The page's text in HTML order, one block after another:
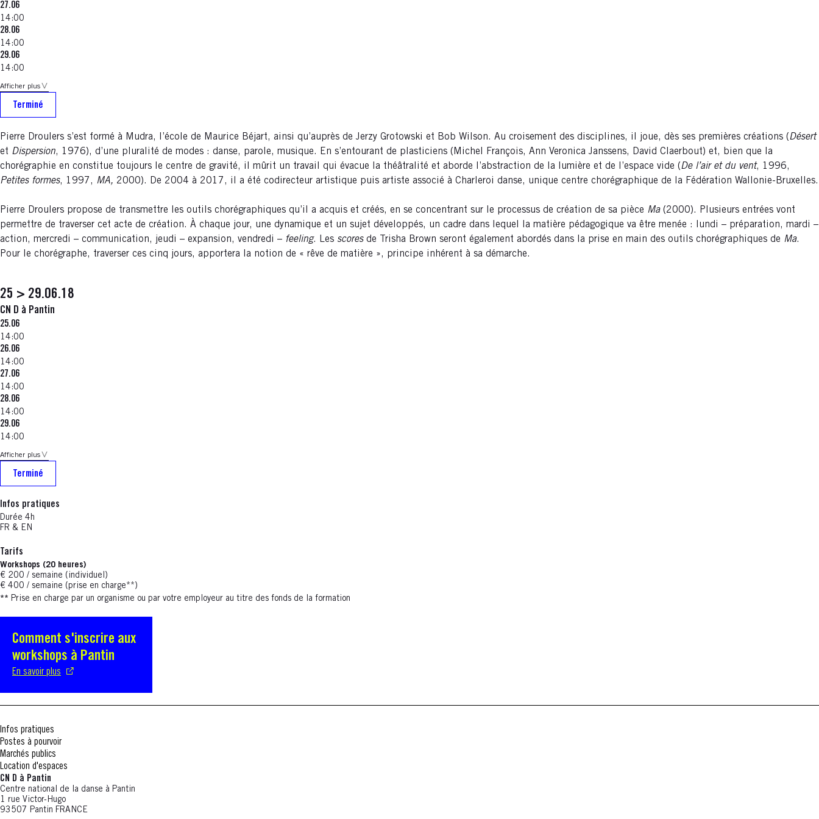
27.06
14:00
28.06
14:00
29.06
14:00
Afficher plus
Terminé
Pierre Droulers s’est formé à Mudra, l’école de Maurice Béjart, ainsi qu’auprès de Jerzy Grotowski et Bob Wilson. Au croisement des disciplines, il joue, dès ses premières créations (Désert
et Dispersion, 1976), d’une pluralité de modes : danse, parole, musique. En s’entourant de plasticiens (Michel François, Ann Veronica Janssens, David Claerbout) et, bien que la
chorégraphie en constitue toujours le centre de gravité, il mûrit un travail qui évacue la théâtralité et aborde l’abstraction de la lumière et de l’espace vide (De l’air et du vent, 1996,
Petites formes, 1997, MA, 2000). De 2004 à 2017, il a été codirecteur artistique puis artiste associé à Charleroi danse, unique centre chorégraphique de la Fédération Wallonie-Bruxelles.
Pierre Droulers propose de transmettre les outils chorégraphiques qu’il a acquis et créés, en se concentrant sur le processus de création de sa pièce Ma (2000). Plusieurs entrées vont
permettre de traverser cet acte de création. À chaque jour, une dynamique et un sujet développés, un cadre dans lequel la matière pédagogique va être menée : lundi – préparation, mardi –
action, mercredi – communication, jeudi – expansion, vendredi – feeling. Les scores de Trisha Brown seront également abordés dans la prise en main des outils chorégraphiques de Ma.
Pour le chorégraphe, traverser ces cinq jours, apportera la notion de « rêve de matière », principe inhérent à sa démarche.
25 > 29.06.18
CN D à Pantin
25.06
14:00
26.06
14:00
27.06
14:00
28.06
14:00
29.06
14:00
Afficher plus
Terminé
Infos pratiques
Durée 4h
FR & EN
Tarifs
Workshops (20 heures)
€ 200 / semaine (individuel)
€ 400 / semaine (prise en charge**)
** Prise en charge par un organisme ou par votre employeur au titre des fonds de la formation
Comment s'inscrire aux
workshops à Pantin
En savoir plus
S'ouvre dans une nouvelle fenêtre
Infos pratiques
Postes à pourvoir
Marchés publics
Location d'espaces
CN D à Pantin
Centre national de la danse à Pantin
1 rue Victor-Hugo
93507 Pantin FRANCE